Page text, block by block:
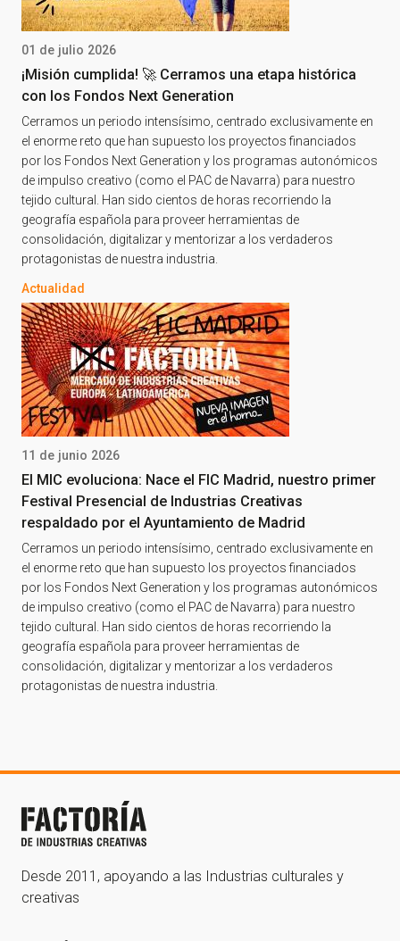
01 de julio 2026
¡Misión cumplida! 🚀 Cerramos una etapa histórica
con los Fondos Next Generation
Cerramos un periodo intensísimo, centrado exclusivamente en
el enorme reto que han supuesto los proyectos financiados
por los Fondos Next Generation y los programas autonómicos
de impulso creativo (como el PAC de Navarra) para nuestro
tejido cultural. Han sido cientos de horas recorriendo la
geografía española para proveer herramientas de
consolidación, digitalizar y mentorizar a los verdaderos
protagonistas de nuestra industria.
Actualidad
11 de junio 2026
El MIC evoluciona: Nace el FIC Madrid, nuestro primer
Festival Presencial de Industrias Creativas
respaldado por el Ayuntamiento de Madrid
Cerramos un periodo intensísimo, centrado exclusivamente en
el enorme reto que han supuesto los proyectos financiados
por los Fondos Next Generation y los programas autonómicos
de impulso creativo (como el PAC de Navarra) para nuestro
tejido cultural. Han sido cientos de horas recorriendo la
geografía española para proveer herramientas de
consolidación, digitalizar y mentorizar a los verdaderos
protagonistas de nuestra industria.
Desde 2011, apoyando a las Industrias culturales y
creativas